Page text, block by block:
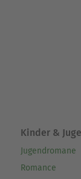
Kinder &
Jugendromane
Romance